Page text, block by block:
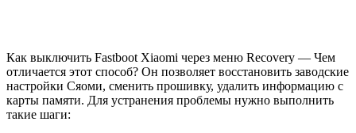
Как выключить Fastboot Xiaomi через меню Recovery — Чем
отличается этот способ? Он позволяет восстановить заводские
настройки Сяоми, сменить прошивку, удалить информацию с
карты памяти. Для устранения проблемы нужно выполнить
такие шаги: